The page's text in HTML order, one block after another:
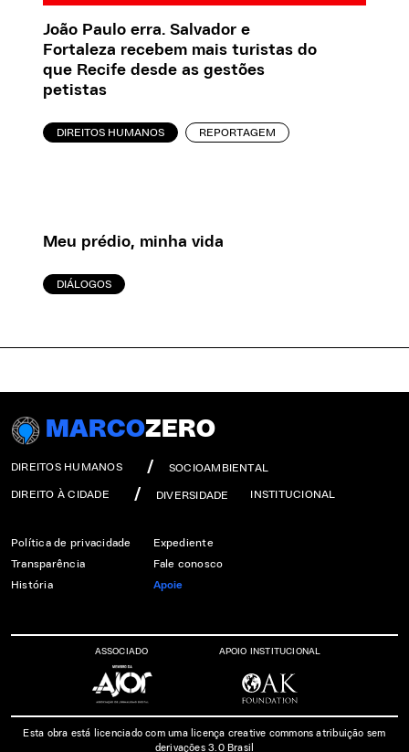
João Paulo erra. Salvador e
Fortaleza recebem mais turistas do
que Recife desde as gestões
petistas
DIREITOS HUMANOS REPORTAGEM
Meu prédio, minha vida
DIÁLOGOS
MARCOZERO
DIREITOS HUMANOS SOCIOAMBIENTAL
DIREITO À CIDADE DIVERSIDADE INSTITUCIONAL
Política de privacidade
Transparência
História
Expediente
Fale conosco
Apoie
ASSOCIADO APOIO INSTITUCIONAL
Esta obra está licenciado com uma licença creative commons atribuição sem
derivações 3.0 Brasil